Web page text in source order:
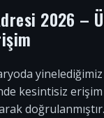
2026 –
kesintisiz erişim
doğrulanmıştır.